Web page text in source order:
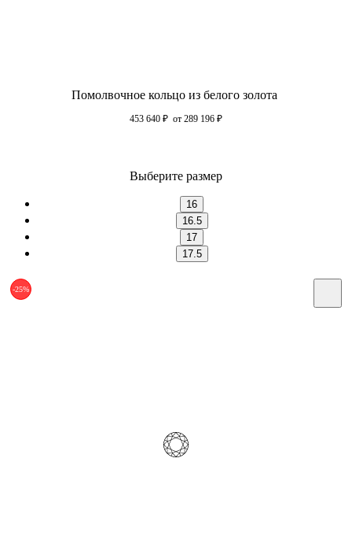
Помолвочное кольцо из белого золота
453 640 ₽ от 289 196 ₽
Выберите размер
16
16.5
17
17.5
-25%